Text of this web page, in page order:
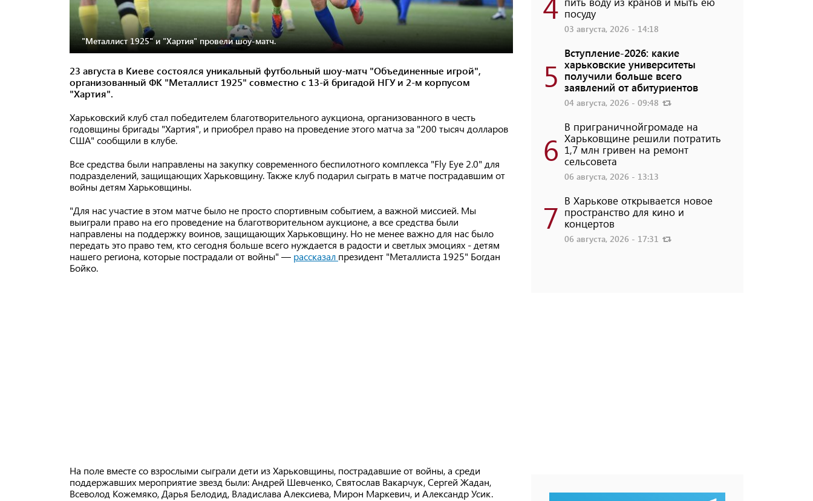
"Металлист 1925" и "Хартия" провели шоу-матч.
23 августа в Киеве состоялся уникальный футбольный шоу-матч "Объединенные игрой",
организованный ФК "Металлист 1925" совместно с 13-й бригадой НГУ и 2-м корпусом
"Хартия".
Харьковский клуб стал победителем благотворительного аукциона, организованного в честь
годовщины бригады "Хартия", и приобрел право на проведение этого матча за "200 тысяч долларов
США" сообщили в клубе.
Все средства были направлены на закупку современного беспилотного комплекса "Fly Eye 2.0" для
подразделений, защищающих Харьковщину. Также клуб подарил сыграть в матче пострадавшим от
войны детям Харьковщины.
"Для нас участие в этом матче было не просто спортивным событием, а важной миссией. Мы
выиграли право на его проведение на благотворительном аукционе, а все средства были
направлены на поддержку воинов, защищающих Харьковщину. Но не менее важно для нас было
передать это право тем, кто сегодня больше всего нуждается в радости и светлых эмоциях - детям
нашего региона, которые пострадали от войны" — рассказал президент "Металлиста 1925" Богдан
Бойко.
На поле вместе со взрослыми сыграли дети из Харьковщины, пострадавшие от войны, а среди
поддержавших мероприятие звезд были: Андрей Шевченко, Святослав Вакарчук, Сергей Жадан,
Всеволод Кожемяко, Дарья Белодид, Владислава Алексиева, Мирон Маркевич, и Александр Усик.
посуду
03 августа, 2026 - 14:18
5
Вступление-2026: какие
харьковские университеты
получили больше всего
заявлений от абитуриентов
04 августа, 2026 - 09:48
6
В приграничнойгромаде на
Харьковщине решили потратить
1,7 млн ​​гривен на ремонт
сельсовета
06 августа, 2026 - 13:13
7 В Харькове открывается новое
пространство для кино и
концертов
06 августа, 2026 - 17:31